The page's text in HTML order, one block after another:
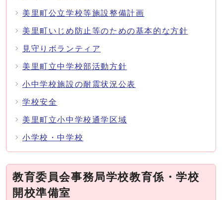
美里町公立学校等施設整備計画
美里町いじめ防止等のための基本的な方針
見守りボランティア
美里町立中学校部活動方針
小中学校施設の耐震状況公表
学校安全
美里町立小中学校通学区域
小学校・中学校
教育委員会事務局学校教育係・学校
開校準備室